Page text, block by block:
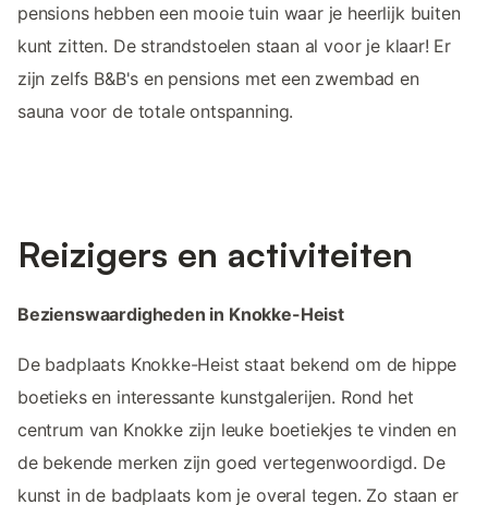
pensions hebben een mooie tuin waar je heerlijk buiten
kunt zitten. De strandstoelen staan al voor je klaar! Er
zijn zelfs B&B's en pensions met een zwembad en
sauna voor de totale ontspanning.
Reizigers en activiteiten
Bezienswaardigheden in Knokke-Heist
De badplaats Knokke-Heist staat bekend om de hippe
boetieks en interessante kunstgalerijen. Rond het
centrum van Knokke zijn leuke boetiekjes te vinden en
de bekende merken zijn goed vertegenwoordigd. De
kunst in de badplaats kom je overal tegen. Zo staan er